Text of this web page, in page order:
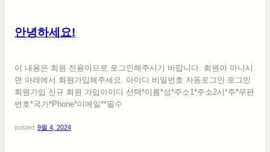
안녕하세요!
이 내용은 회원 전용이므로 로그인해주시기 바랍니다. 회원이 아니시
면 아래에서 회원가입해주세요. 아이디 비밀번호 자동로그인 로그인
회원가입 신규 회원 가입아이디 선택*이름*성*주소1*주소2시*주*우편
번호*국가*Phone*이메일**필수
posted 9월 4, 2024